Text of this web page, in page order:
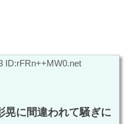
ID:rFRn++MW0.net
晃に間違われて騒ぎに